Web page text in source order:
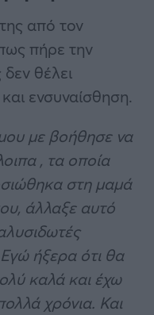
από τον
πήρε την
θέλει
ενσυναίσθηση.
με βοήθησε να
, τα οποία
στη μαμά
άλλαξε αυτό
ήξερα ότι θα
καλά και έχω
χρόνια. Και